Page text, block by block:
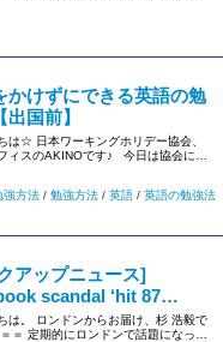
かけずにできる英語の勉
国前】
は☆ 日本ワーキングホリデー協会、
ィスのAKINOです♪ 今日は協会に初
強方法 / 勉強方法 / 英語 / 英語の勉強法
アップニュース]
scandal ‘hit 87
users'[BBC]
は。 ロンドンからお届け、杉 浩毅で
＝ 定期的にロンドンで話題になって